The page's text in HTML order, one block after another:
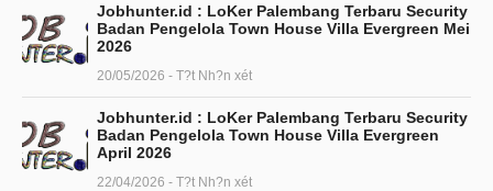
Jobhunter.id : LoKer Palembang Terbaru Security
Badan Pengelola Town House Villa Evergreen Mei
2026
20/05/2026 - T?t Nh?n xét
Jobhunter.id : LoKer Palembang Terbaru Security
Badan Pengelola Town House Villa Evergreen
April 2026
22/04/2026 - T?t Nh?n xét